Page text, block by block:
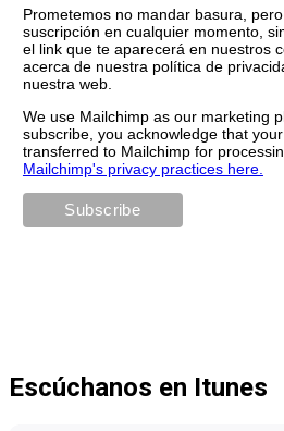
Prometemos no mandar basura,
suscripción en cualquier momento,
el link que te aparecerá en nuestros
acerca de nuestra política de
nuestra web.
We use Mailchimp as our marketing
subscribe, you acknowledge that
transferred to Mailchimp for
Mailchimp's privacy practices here.
Escúchanos en Itunes